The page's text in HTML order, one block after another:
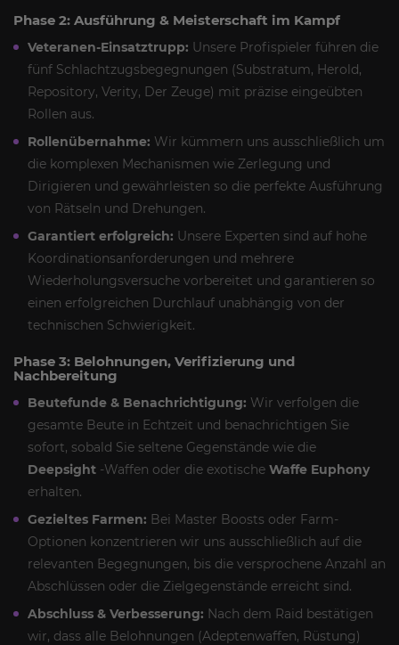
Phase 2: Ausführung & Meisterschaft im Kampf
Veteranen-Einsatztrupp: Unsere Profispieler führen die
fünf Schlachtzugsbegegnungen (Substratum, Herold,
Repository, Verity, Der Zeuge) mit präzise eingeübten
Rollen aus.
Rollenübernahme: Wir kümmern uns ausschließlich um
die komplexen Mechanismen wie Zerlegung und
Dirigieren und gewährleisten so die perfekte Ausführung
von Rätseln und Drehungen.
Garantiert erfolgreich: Unsere Experten sind auf hohe
Koordinationsanforderungen und mehrere
Wiederholungsversuche vorbereitet und garantieren so
einen erfolgreichen Durchlauf unabhängig von der
technischen Schwierigkeit.
Phase 3: Belohnungen, Verifizierung und
Nachbereitung
Beutefunde & Benachrichtigung: Wir verfolgen die
gesamte Beute in Echtzeit und benachrichtigen Sie
sofort, sobald Sie seltene Gegenstände wie die
Deepsight -Waffen oder die exotische Waffe Euphony
erhalten.
Gezieltes Farmen: Bei Master Boosts oder Farm-
Optionen konzentrieren wir uns ausschließlich auf die
relevanten Begegnungen, bis die versprochene Anzahl an
Abschlüssen oder die Zielgegenstände erreicht sind.
Abschluss & Verbesserung: Nach dem Raid bestätigen
wir, dass alle Belohnungen (Adeptenwaffen, Rüstung)